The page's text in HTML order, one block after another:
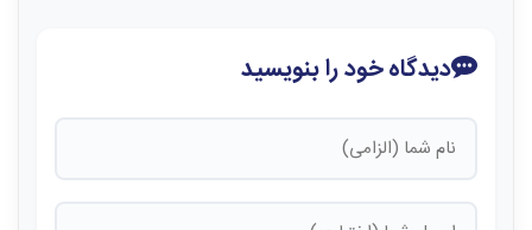
دیدگاه خود را بنویسید